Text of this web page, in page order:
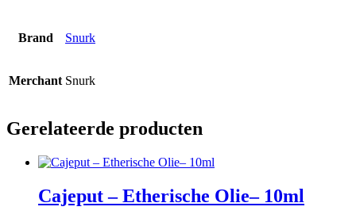
Brand Snurk
Merchant Snurk
Gerelateerde producten
Cajeput – Etherische Olie– 10ml